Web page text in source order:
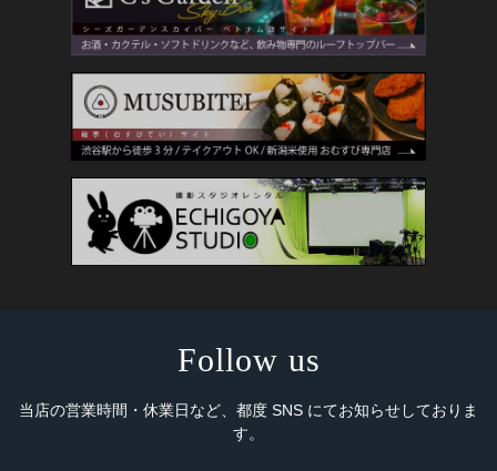
Follow us
当店の営業時間・休業日など、都度 SNS にてお知らせしておりま
す。